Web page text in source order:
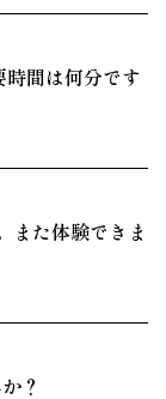
間は何分です
た体験できま
？